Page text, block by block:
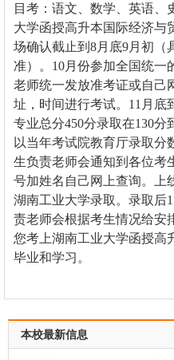
目考：语文、数学、英语、
大学函授高升本国际经济与
场确认截止到8月底9月初（
准）。10月份参加全国统一
老师统一发放准考证或自己
址，时间进行考试。11月底
专业总分450分录取在130分
以当年考试院教育厅录取分
生负责老师会通知到各位考
号加姓名自己网上查询。上
湖南工业大学录取。录取后
责老师会根据考生情况给安
您考上湖南工业大学函授高
毕业和学习。
本校最新信息